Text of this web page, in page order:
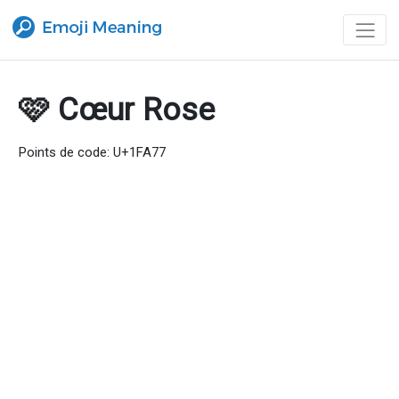
🩷 Cœur Rose
Points de code: U+1FA77